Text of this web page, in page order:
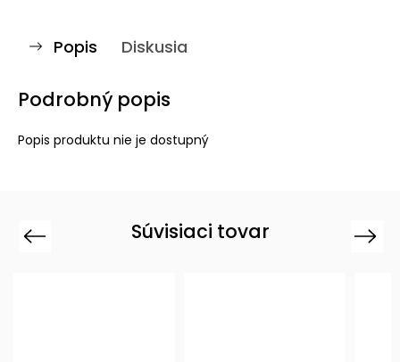
Popis Diskusia
Podrobný popis
Popis produktu nie je dostupný
Súvisiaci tovar
Previous Next